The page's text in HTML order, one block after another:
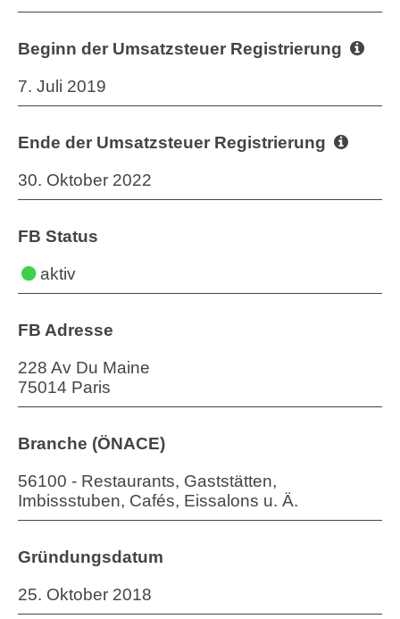
Beginn der Umsatzsteuer Registrierung
7. Juli 2019
Ende der Umsatzsteuer Registrierung
30. Oktober 2022
FB Status
aktiv
FB Adresse
228 Av Du Maine
75014 Paris
Branche (ÖNACE)
56100 - Restaurants, Gaststätten,
Imbissstuben, Cafés, Eissalons u. Ä.
Gründungsdatum
25. Oktober 2018